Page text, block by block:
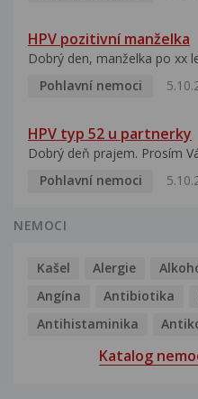
HPV pozitivní manželka
Dobrý den, manželka po xx
Pohlavní nemoci
HPV typ 52 u partnerky
Dobrý deň prajem. Prosím
Pohlavní nemoci
NEMOCI
Kašel Alergie
Angína
Antibiotika
Antihistaminika
Katalog